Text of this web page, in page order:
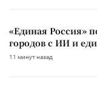
«Единая Россия»
городов с ИИ и
11 минут назад